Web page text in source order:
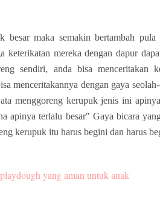
besar maka semakin bertambah pula
keterikatan mereka dengan dapur
sendiri, anda bisa menceritakan
menceritakannya dengan gaya
menggoreng kerupuk jenis ini
apinya terlalu besar" Gaya bicara
kerupuk itu harus begini dan harus
yang aman untuk anak